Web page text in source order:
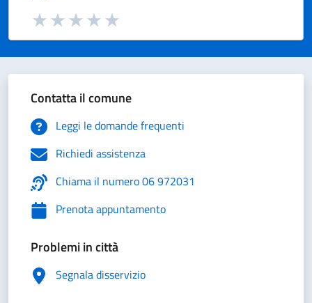
Valuta da 1 a 5 stelle la pagina
Valuta 5 stelle su 5
Valuta 4 stelle su 5
Valuta 3 stelle su 5
Valuta 2 stelle su 5
Valuta 1 stelle su 5
Contatta il comune
Leggi le domande frequenti
Richiedi assistenza
Chiama il numero 06 972031
Prenota appuntamento
Problemi in città
Segnala disservizio